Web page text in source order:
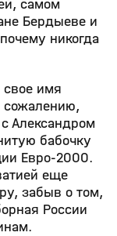
самом
Бердыеве и
никогда
имя
сожалению,
Александром
бабочку
Евро-2000.
еще
забыв о том,
России